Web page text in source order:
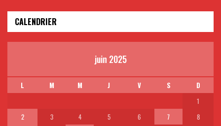
CALENDRIER
juin 2025
L M M J V S
D
1
2
3 4 5 6 7
8